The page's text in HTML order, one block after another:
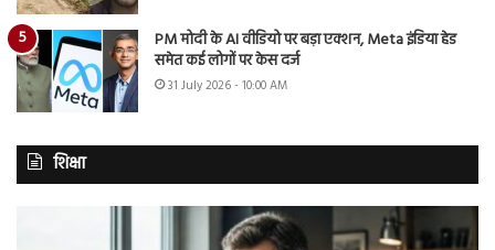
PM मोदी के AI वीडियो पर बड़ा एक्शन, Meta इंडिया हेड
समेत कई लोगों पर केस दर्ज
31 July 2026 - 10:00 AM
शिक्षा